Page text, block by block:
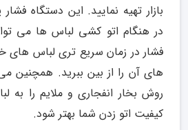
بازار تهیه نمایید. این دستگاه
در هنگام اتو کشی لباس ها می
فشار در زمان سریع تری لباس های
های آن را از بین ببرید. همچنین می
روش بخار انفجاری و ملایم را به
کیفیت اتو زدن شما بهتر شود.